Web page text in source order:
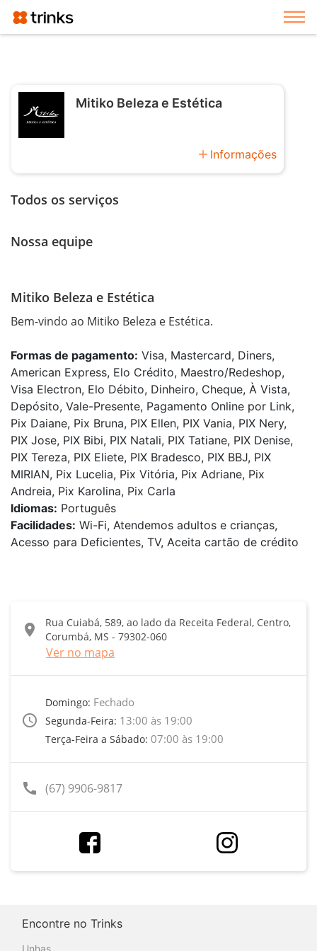
Mitiko Beleza e Estética
add Informações
Todos os serviços
Nossa equipe
Mitiko Beleza e Estética
Bem-vindo ao Mitiko Beleza e Estética.
Formas de pagamento: Visa, Mastercard, Diners,
American Express, Elo Crédito, Maestro/Redeshop,
Visa Electron, Elo Débito, Dinheiro, Cheque, À Vista,
Depósito, Vale-Presente, Pagamento Online por Link,
Pix Daiane, Pix Bruna, PIX Ellen, PIX Vania, PIX Nery,
PIX Jose, PIX Bibi, PIX Natali, PIX Tatiane, PIX Denise,
PIX Tereza, PIX Eliete, PIX Bradesco, PIX BBJ, PIX
MIRIAN, Pix Lucelia, Pix Vitória, Pix Adriane, Pix
Andreia, Pix Karolina, Pix Carla
Idiomas: Português
Facilidades: Wi-Fi, Atendemos adultos e crianças,
Acesso para Deficientes, TV, Aceita cartão de crédito
location_on
Rua Cuiabá, 589, ao lado da Receita Federal, Centro,
Corumbá, MS - 79302-060
Ver no mapa
access_time
Domingo: Fechado
Segunda-Feira: 13:00 às 19:00
Terça-Feira a Sábado: 07:00 às 19:00
call (67) 9906-9817
Encontre no Trinks
Unhas